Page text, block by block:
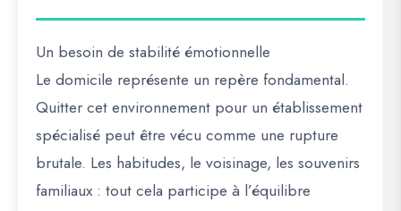
Un besoin de stabilité émotionnelle
Le domicile représente un repère fondamental.
Quitter cet environnement pour un établissement
spécialisé peut être vécu comme une rupture
brutale. Les habitudes, le voisinage, les souvenirs
familiaux : tout cela participe à l’équilibre